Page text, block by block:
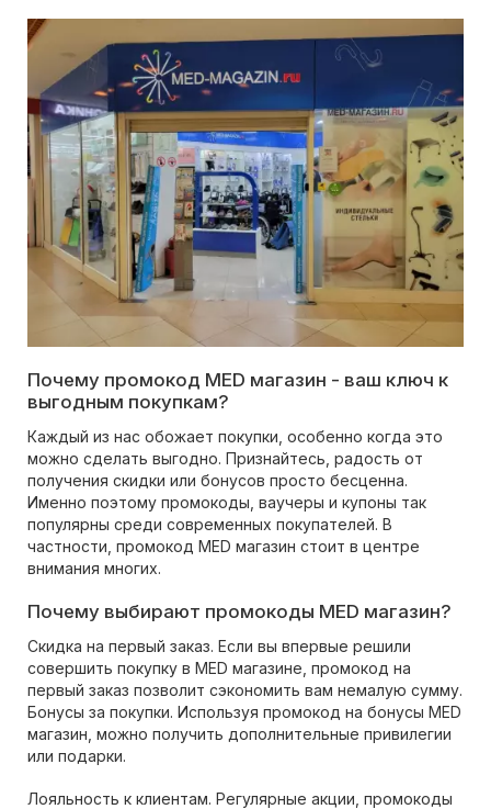
Почему промокод MED магазин - ваш ключ к
выгодным покупкам?
Каждый из нас обожает покупки, особенно когда это
можно сделать выгодно. Признайтесь, радость от
получения скидки или бонусов просто бесценна.
Именно поэтому промокоды, ваучеры и купоны так
популярны среди современных покупателей. В
частности, промокод MED магазин стоит в центре
внимания многих.
Почему выбирают промокоды MED магазин?
Скидка на первый заказ. Если вы впервые решили
совершить покупку в MED магазине, промокод на
первый заказ позволит сэкономить вам немалую сумму.
Бонусы за покупки. Используя промокод на бонусы MED
магазин, можно получить дополнительные привилегии
или подарки.
Лояльность к клиентам. Регулярные акции, промокоды